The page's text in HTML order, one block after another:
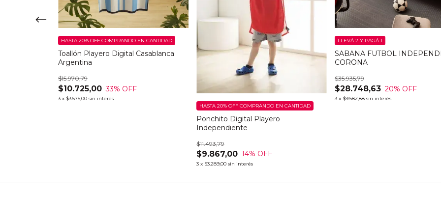
Toallón Playero Digital Casablanca
Argentina
$10.725,00
$15.970,79
33% OFF
3 x $3.575,00 sin interés
HASTA 20% OFF COMPRANDO EN CANTIDAD
Ponchito Digital Playero
Independiente
$9.867,00
$11.493,79
14% OFF
3 x $3.289,00 sin interés
HASTA 20% OFF COMPRANDO EN CANTIDAD
SABANA FUTBOL
CORONA
$28.748,63
$35.935,79
20% OFF
3 x $9.582,88 sin interés
LLEVÁ 2 Y PAGÁ 1